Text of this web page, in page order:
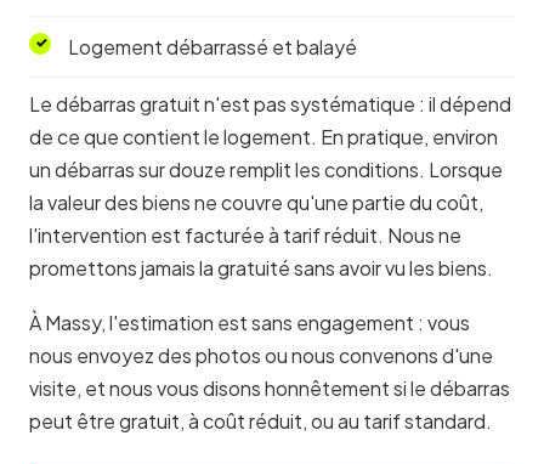
Logement débarrassé et balayé
Le débarras gratuit n'est pas systématique : il dépend
de ce que contient le logement. En pratique, environ
un débarras sur douze remplit les conditions. Lorsque
la valeur des biens ne couvre qu'une partie du coût,
l'intervention est facturée à tarif réduit. Nous ne
promettons jamais la gratuité sans avoir vu les biens.
À Massy, l'estimation est sans engagement : vous
nous envoyez des photos ou nous convenons d'une
visite, et nous vous disons honnêtement si le débarras
peut être gratuit, à coût réduit, ou au tarif standard.